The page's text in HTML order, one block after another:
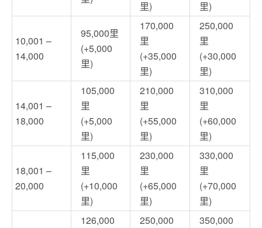
里)
里)
10,001 –
14,000
95,000里
(+5,000
里)
170,000
里
(+35,000
里)
250,000
里
(+30,000
里)
14,001 –
18,000
105,000
里
(+5,000
里)
210,000
里
(+55,000
里)
310,000
里
(+60,000
里)
18,001 –
20,000
115,000
里
(+10,000
里)
230,000
里
(+65,000
里)
330,000
里
(+70,000
里)
126,000
250,000
350,000